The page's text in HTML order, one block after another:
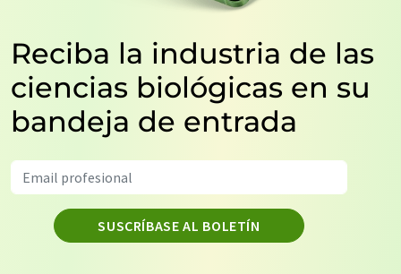
Reciba la industria de las
ciencias biológicas en su
bandeja de entrada
SUSCRÍBASE AL BOLETÍN